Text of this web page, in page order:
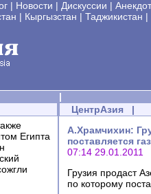
| Новости | Дискуссии |
| Кыргызстан | Таджикистан |
|
Египта
ЦентрАзия |
А.Храмчихин:
поставляется
07:14 29.01.2011
Грузия продаст
по которому